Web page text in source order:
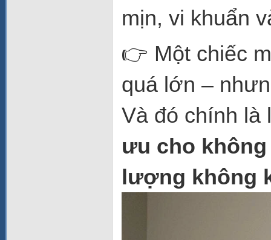
mịn, vi khuẩn
👉 Một chiếc
quá lớn –
Và đó chính là
ưu cho
lượng không